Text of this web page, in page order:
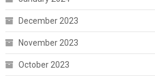
December 2023
November 2023
October 2023